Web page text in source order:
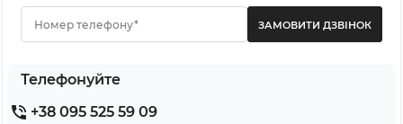
Номер телефону*
Телефонуйте
+38 095 525 59 09